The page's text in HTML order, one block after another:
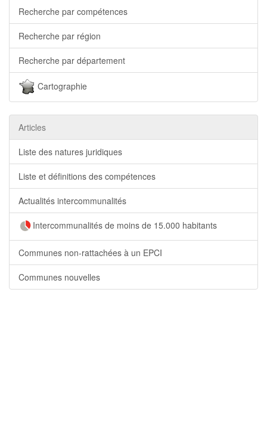
Recherche par compétences
Recherche par région
Recherche par département
Cartographie
Articles
Liste des natures juridiques
Liste et définitions des compétences
Actualités intercommunalités
Intercommunalités de moins de 15.000 habitants
Communes non-rattachées à un EPCI
Communes nouvelles